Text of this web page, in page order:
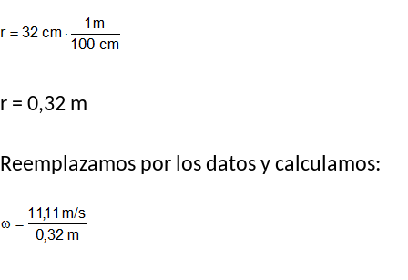
r = 0,32 m
Reemplazamos por los datos y calculamos: